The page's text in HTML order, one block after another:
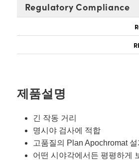
Regulatory Compliance
제품설명
긴 작동 거리
명시야 검사에 적합
고품질의 Plan Apochromat
어떤 시야각에서든 평평하게